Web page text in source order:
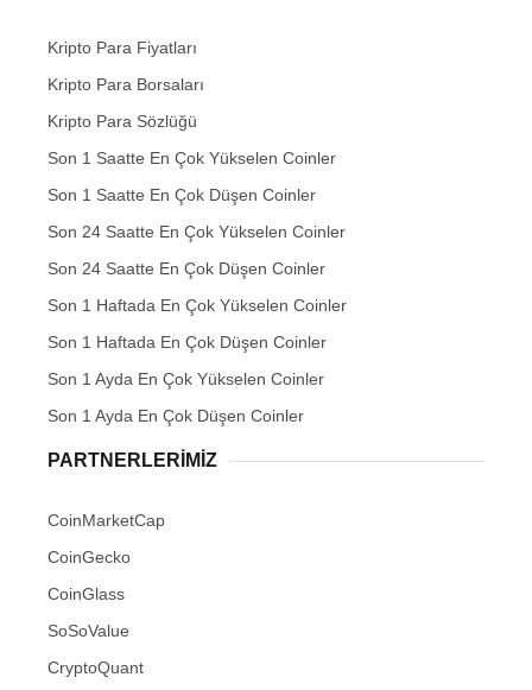
Kripto Para Fiyatları
Kripto Para Borsaları
Kripto Para Sözlüğü
Son 1 Saatte En Çok Yükselen Coinler
Son 1 Saatte En Çok Düşen Coinler
Son 24 Saatte En Çok Yükselen Coinler
Son 24 Saatte En Çok Düşen Coinler
Son 1 Haftada En Çok Yükselen Coinler
Son 1 Haftada En Çok Düşen Coinler
Son 1 Ayda En Çok Yükselen Coinler
Son 1 Ayda En Çok Düşen Coinler
PARTNERLERIMIZ
CoinMarketCap
CoinGecko
CoinGlass
SoSoValue
CryptoQuant